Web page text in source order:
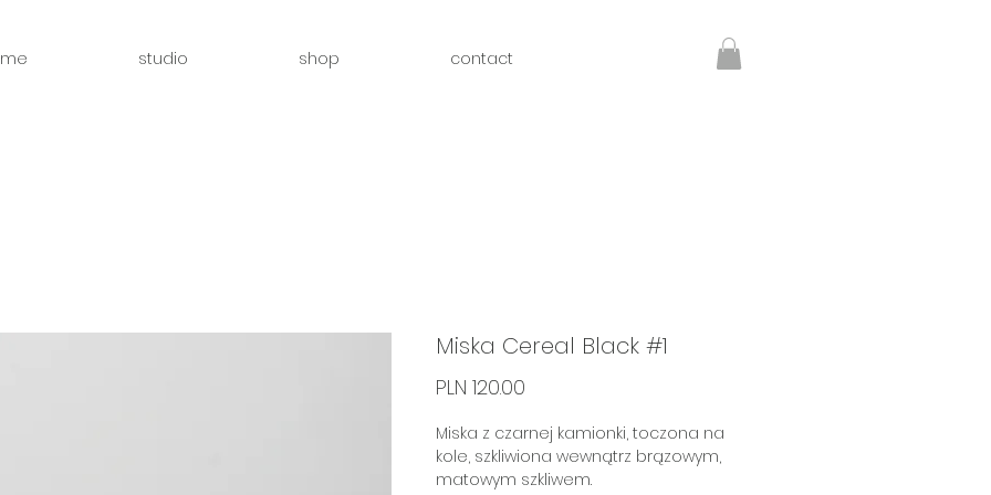
studio shop contact
Miska Cereal Black #1
PLN 120.00
Miska z czarnej kamionki, toczona na
kole, szkliwiona wewnątrz brązowym,
matowym szkliwem.